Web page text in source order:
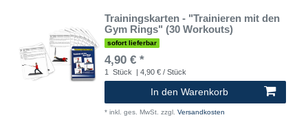
Trainingskarten - "Trainieren mit den
Gym Rings" (30 Workouts)
sofort lieferbar
4,90 € *
1 Stück | 4,90 € / Stück
In den Warenkorb
* inkl. ges. MwSt. zzgl. Versandkosten